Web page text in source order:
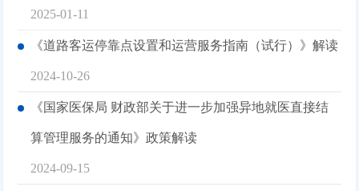
2025-01-11
《道路客运停靠点设置和运营服务指南（试行）》解读
2024-10-26
《国家医保局 财政部关于进一步加强异地就医直接结
算管理服务的通知》政策解读
2024-09-15